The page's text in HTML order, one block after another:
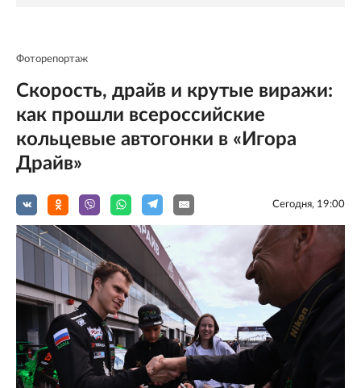
Фоторепортаж
Скорость, драйв и крутые виражи:
как прошли всероссийские
кольцевые автогонки в «Игора
Драйв»
Сегодня, 19:00